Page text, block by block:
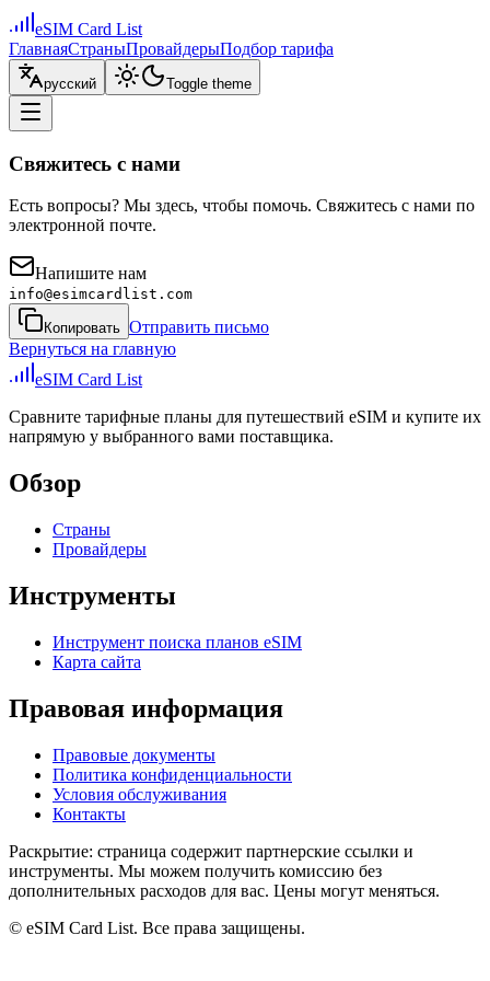
eSIM Card List
ГлавнаяСтраныПровайдерыПодбор тарифа
русский Toggle theme
Свяжитесь с нами
Есть вопросы? Мы здесь, чтобы помочь. Свяжитесь с нами по
электронной почте.
Напишите нам
info@esimcardlist.com
Копировать Отправить письмо
Вернуться на главную
eSIM Card List
Сравните тарифные планы для путешествий eSIM и купите их
напрямую у выбранного вами поставщика.
Обзор
Страны
Провайдеры
Инструменты
Инструмент поиска планов eSIM
Карта сайта
Правовая информация
Правовые документы
Политика конфиденциальности
Условия обслуживания
Контакты
Раскрытие: страница содержит партнерские ссылки и
инструменты. Мы можем получить комиссию без
дополнительных расходов для вас. Цены могут меняться.
© eSIM Card List. Все права защищены.